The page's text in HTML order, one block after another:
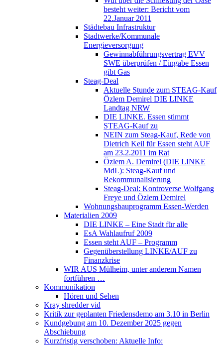
besteht weiter: Bericht vom
22.Januar 2011
Städtebau Infrastruktur
Stadtwerke/Kommunale
Energieversorgung
Gewinnabführungsvertrag EVV
SWE überprüfen / Eingabe Essen
gibt Gas
Steag-Deal
Aktuelle Stunde zum STEAG-Kauf
Özlem Demirel DIE LINKE
Landtag NRW
DIE LINKE. Essen stimmt
STEAG-Kauf zu
NEIN zum Steag-Kauf, Rede von
Dietrich Keil für Essen steht AUF
am 23.2.2011 im Rat
Özlem A. Demirel (DIE LINKE
MdL): Steag-Kauf und
Rekommunalisierung
Steag-Deal: Kontroverse Wolfgang
Freye und Özlem Demirel
Wohnungsbauprogramm Essen-Werden
Materialien 2009
DIE LINKE – Eine Stadt für alle
EsA Wahlaufruf 2009
Essen steht AUF – Programm
Gegenüberstellung LINKE/AUF zu
Finanzkrise
WIR AUS Mülheim, unter anderem Namen
fortführen …
Kommunikation
Hören und Sehen
Kray shredder vid
Kritik zur geplanten Friedensdemo am 3.10 in Berlin
Kundgebung am 10. Dezember 2025 gegen
Abschiebung
Kurzfristig verschoben: Aktuelle Info: